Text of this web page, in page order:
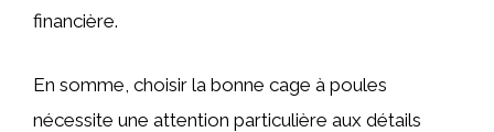
financière.
En somme, choisir la bonne cage à poules
nécessite une attention particulière aux détails